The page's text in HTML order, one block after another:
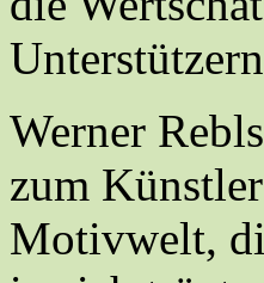
Werner
zum
Motivwelt,